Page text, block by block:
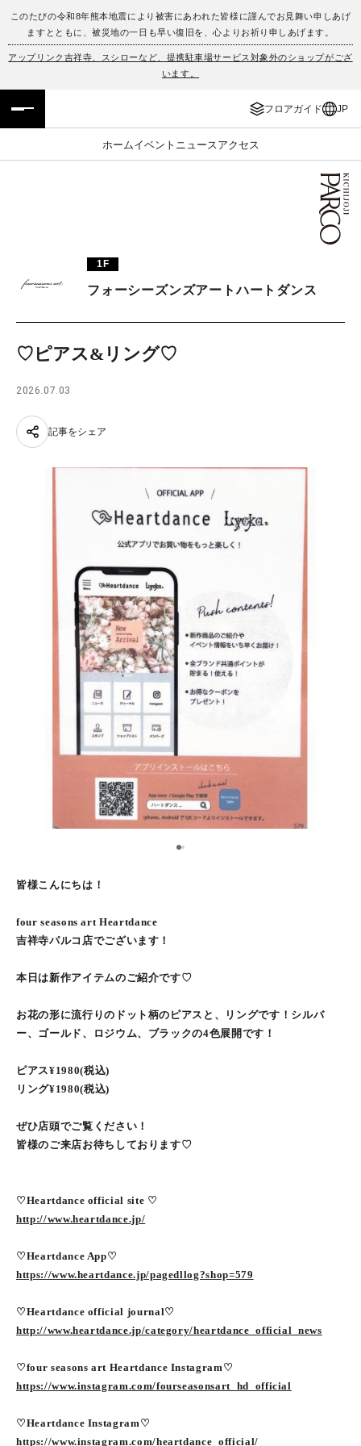
このたびの令和8年熊本地震により被害にあわれた皆様に謹んでお見舞い申しあげ
ますとともに、被災地の一日も早い復旧を、心よりお祈り申しあげます。
アップリンク吉祥寺、スシローなど、提携駐車場サービス対象外のショップがござ
います。
フロアガイド JP
ホームイベント ニュース アクセス
フロアガイド
イベント・ポップアップ
ニュース
PARCOメンバーズ
ENGLISH
簡体字
한국어
1F
フォーシーズンズアートハートダンス
♡ピアス&リング♡
2026.07.03
記事をシェア
1
皆様こんにちは！
four seasons art Heartdance
吉祥寺パルコ店でございます！
本日は新作アイテムのご紹介です♡
お花の形に流行りのドット柄のピアスと、リングです！シルバ
ー、ゴールド、ロジウム、ブラックの4色展開です！
ピアス¥1980(税込)
リング¥1980(税込)
ぜひ店頭でご覧ください！
皆様のご来店お待ちしております♡
♡Heartdance official site ♡
http://www.heartdance.jp/
♡Heartdance App♡
https://www.heartdance.jp/pagedllog?shop=579
♡Heartdance official journal♡
http://www.heartdance.jp/category/heartdance_official_news
♡four seasons art Heartdance Instagram♡
https://www.instagram.com/fourseasonsart_hd_official
♡Heartdance Instagram♡
https://www.instagram.com/heartdance_official/